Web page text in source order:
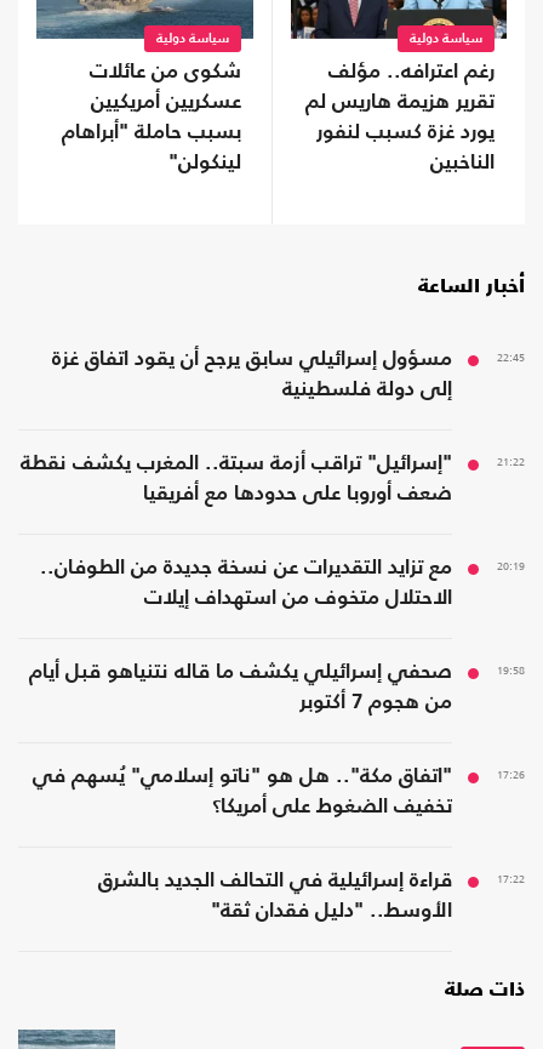
سياسة دولية
رغم اعترافه.. مؤلف
تقرير هزيمة هاريس لم
يورد غزة كسبب لنفور
الناخبين
سياسة دولية
شكوى من عائلات
عسكريين أمريكيين
بسبب حاملة "أبراهام
لينكولن"
أخبار الساعة
22:45
مسؤول إسرائيلي سابق يرجح أن يقود اتفاق غزة
إلى دولة فلسطينية
21:22
"إسرائيل" تراقب أزمة سبتة.. المغرب يكشف نقطة
ضعف أوروبا على حدودها مع أفريقيا
20:19
مع تزايد التقديرات عن نسخة جديدة من الطوفان..
الاحتلال متخوف من استهداف إيلات
19:58
صحفي إسرائيلي يكشف ما قاله نتنياهو قبل أيام
من هجوم 7 أكتوبر
17:26
"اتفاق مكة".. هل هو "ناتو إسلامي" يُسهم في
تخفيف الضغوط على أمريكا؟
17:22
قراءة إسرائيلية في التحالف الجديد بالشرق
الأوسط.. "دليل فقدان ثقة"
ذات صلة